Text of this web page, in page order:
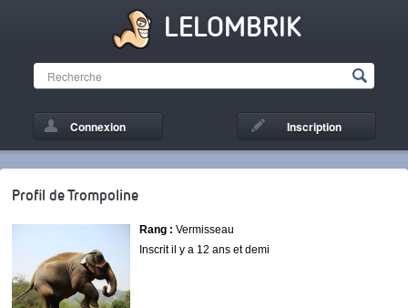
LELOMBRIK
Connexion Inscription
Profil de Trompoline
Rang : Vermisseau
Inscrit il y a 12 ans et demi